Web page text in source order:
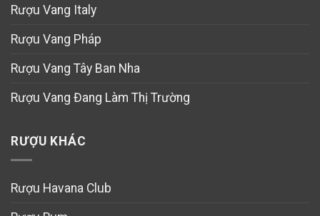
Rượu Vang Italy
Rượu Vang Pháp
Rượu Vang Tây Ban Nha
Rượu Vang Đang Làm Thị Trường
RƯỢU KHÁC
Rượu Havana Club